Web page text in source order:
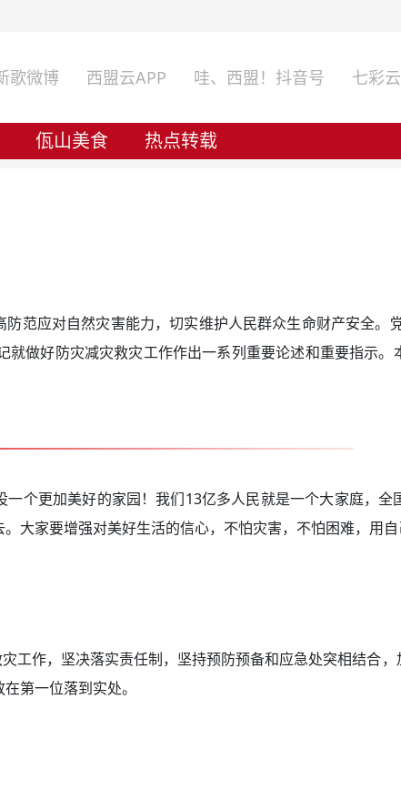
歌微博 西盟云APP 哇、西盟！抖音号 七彩
佤山美食 热点转载
应对自然灾害能力，切实维护人民群众生命财产安全。
做好防灾减灾救灾工作作出一系列重要论述和重要指示。
更加美好的家园！我们13亿多人民就是一个大家庭，全
家要增强对美好生活的信心，不怕灾害，不怕困难，用自
作，坚决落实责任制，坚持预防预备和应急处突相结合
第一位落到实处。